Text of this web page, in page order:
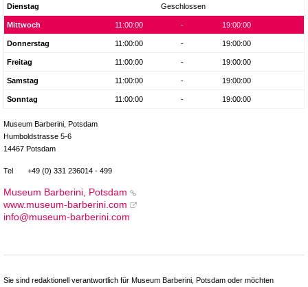
Dienstag Geschlossen
Mittwoch 11:00:00 - 19:00:00
Donnerstag 11:00:00 - 19:00:00
Freitag 11:00:00 - 19:00:00
Samstag 11:00:00 - 19:00:00
Sonntag 11:00:00 - 19:00:00
Museum Barberini, Potsdam
Humboldstrasse 5-6
14467 Potsdam
Tel +49 (0) 331 236014 - 499
Museum Barberini, Potsdam
www.museum-barberini.com
info@museum-barberini.com
Sie sind redaktionell verantwortlich für Museum Barberini, Potsdam oder möchten